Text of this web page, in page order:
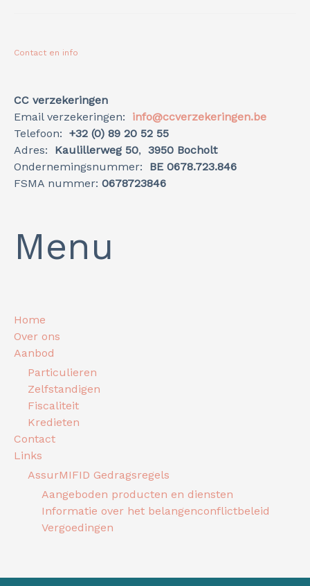
Contact en info
CC verzekeringen
Email verzekeringen:
info@ccverzekeringen.be
Telefoon: +32 (0) 89 20 52 55
Adres:
Kaulillerweg 50, 3950 Bocholt
Ondernemingsnummer:
BE 0678.723.846
FSMA nummer: 0678723846
Menu
Home
Over ons
Aanbod
Particulieren
Zelfstandigen
Fiscaliteit
Kredieten
Contact
Links
AssurMIFID Gedragsregels
Aangeboden producten en diensten
Informatie over het belangenconflictbeleid
Vergoedingen